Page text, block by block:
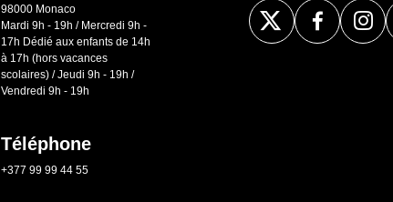
98000 Monaco
Mardi 9h - 19h / Mercredi 9h -
17h Dédié aux enfants de 14h
à 17h (hors vacances
scolaires) / Jeudi 9h - 19h /
Vendredi 9h - 19h
Téléphone
+377 99 99 44 55